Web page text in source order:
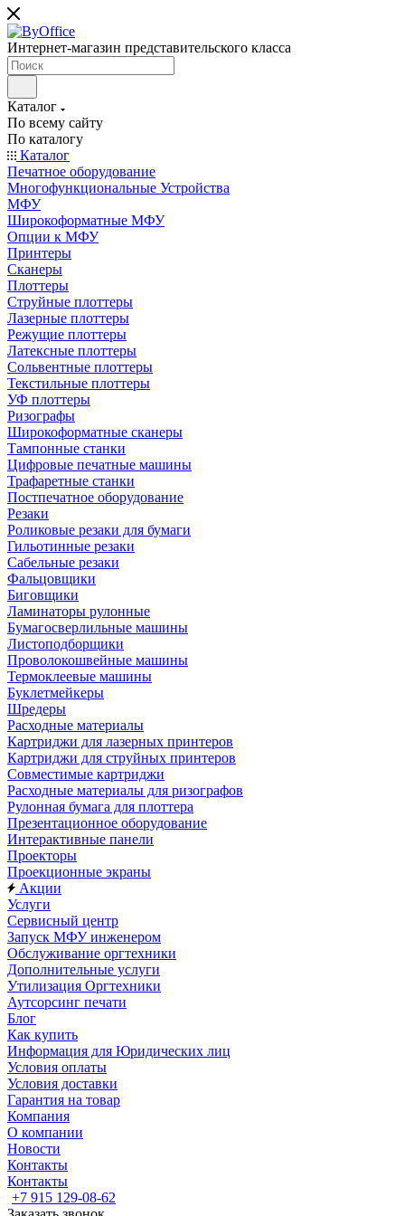
Интернет-магазин представительского класса
Каталог
По всему сайту
По каталогу
Каталог
Печатное оборудование
Многофункциональные Устройства
МФУ
Широкоформатные МФУ
Опции к МФУ
Принтеры
Сканеры
Плоттеры
Струйные плоттеры
Лазерные плоттеры
Режущие плоттеры
Латексные плоттеры
Сольвентные плоттеры
Текстильные плоттеры
УФ плоттеры
Ризографы
Широкоформатные сканеры
Тампонные станки
Цифровые печатные машины
Трафаретные станки
Постпечатное оборудование
Резаки
Роликовые резаки для бумаги
Гильотинные резаки
Сабельные резаки
Фальцовщики
Биговщики
Ламинаторы рулонные
Бумагосверлильные машины
Листоподборщики
Проволокошвейные машины
Термоклеевые машины
Буклетмейкеры
Шредеры
Расходные материалы
Картриджи для лазерных принтеров
Картриджи для струйных принтеров
Совместимые картриджи
Расходные материалы для ризографов
Рулонная бумага для плоттера
Презентационное оборудование
Интерактивные панели
Проекторы
Проекционные экраны
Акции
Услуги
Сервисный центр
Запуск МФУ инженером
Обслуживание оргтехники
Дополнительные услуги
Утилизация Оргтехники
Аутсорсинг печати
Блог
Как купить
Информация для Юридических лиц
Условия оплаты
Условия доставки
Гарантия на товар
Компания
О компании
Новости
Контакты
Контакты
+7 915 129-08-62